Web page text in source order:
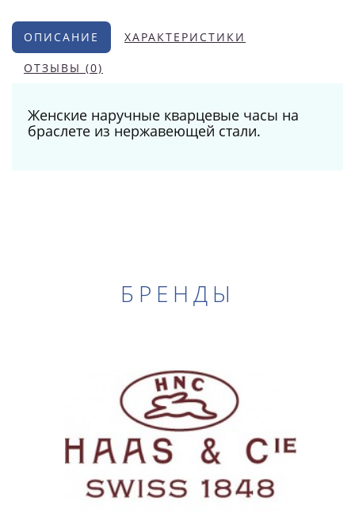
ОПИСАНИЕ ХАРАКТЕРИСТИКИ
ОТЗЫВЫ (0)
Женские наручные кварцевые часы на
браслете из нержавеющей стали.
БРЕНДЫ